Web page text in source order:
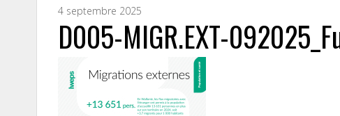
4 septembre 2025
D005-MIGR.EXT-